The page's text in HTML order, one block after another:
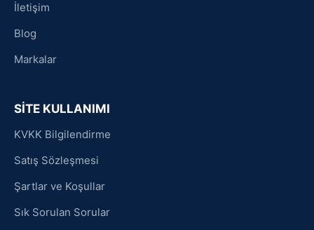
İletişim
Blog
Markalar
SİTE KULLANIMI
KVKK Bilgilendirme
Satış Sözleşmesi
Şartlar ve Koşullar
Sık Sorulan Sorular